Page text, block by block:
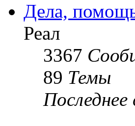
Дела,
Реал
3367
89 Темы